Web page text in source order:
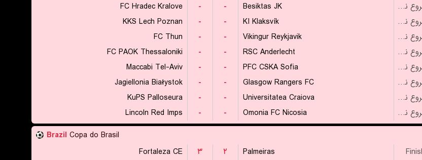
FC Hradec Kralove
- - Besiktas JK بازی شروع نشده است
KKS Lech Poznan
- - KI Klaksvík بازی شروع نشده است
FC Thun
- - Vikingur Reykjavik بازی شروع نشده است
FC PAOK Thessaloniki
- - RSC Anderlecht بازی شروع نشده است
Maccabi Tel-Aviv
- - PFC CSKA Sofia بازی شروع نشده است
Jagiellonia Białystok
- - Glasgow Rangers FC بازی شروع نشده است
KuPS Palloseura
- - Universitatea Craiova بازی شروع نشده است
Lincoln Red Imps
- - Omonia FC Nicosia بازی شروع نشده است
Brazil Copa do Brasil
Fortaleza CE
۳ ۲ Palmeiras